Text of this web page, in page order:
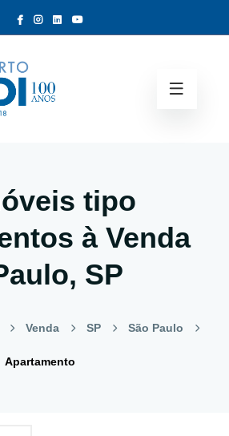
tipo
à Venda
SP
Venda SP São Paulo
Apartamento